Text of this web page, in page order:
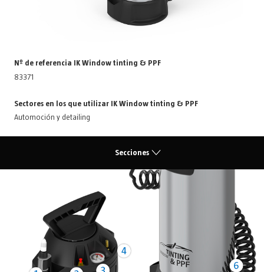
Nº de referencia IK Window tinting & PPF
83371
Sectores en los que utilizar IK Window tinting & PPF
Automoción y detailing
Secciones